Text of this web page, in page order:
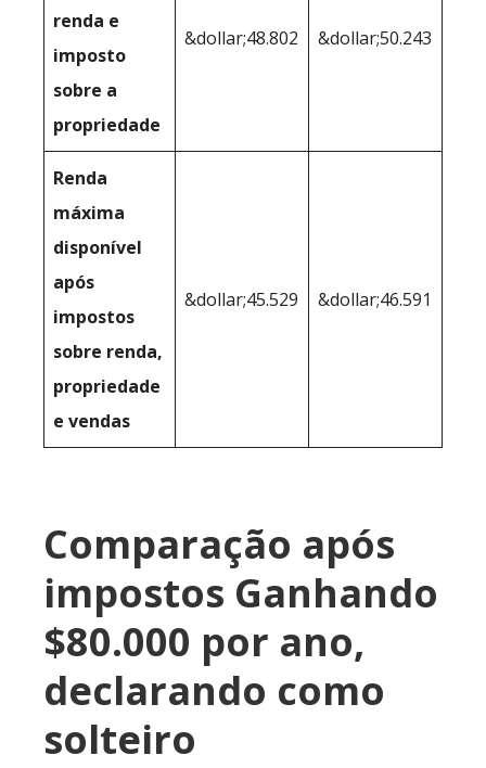
renda e
imposto
sobre a
propriedade
&dollar;48.802 &dollar;50.243
Renda
máxima
disponível
após
impostos
sobre renda,
propriedade
e vendas
&dollar;45.529 &dollar;46.591
Comparação após
impostos Ganhando
$80.000 por ano,
declarando como
solteiro